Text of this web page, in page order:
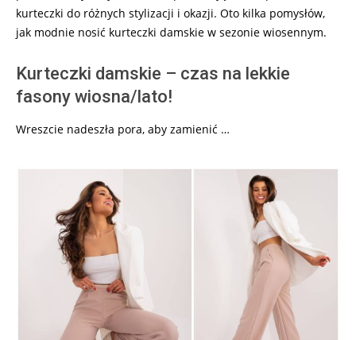
kurteczki do różnych stylizacji i okazji. Oto kilka pomysłów,
jak modnie nosić kurteczki damskie w sezonie wiosennym.
Kurteczki damskie – czas na lekkie
fasony wiosna/lato!
Wreszcie nadeszła pora, aby zamienić …